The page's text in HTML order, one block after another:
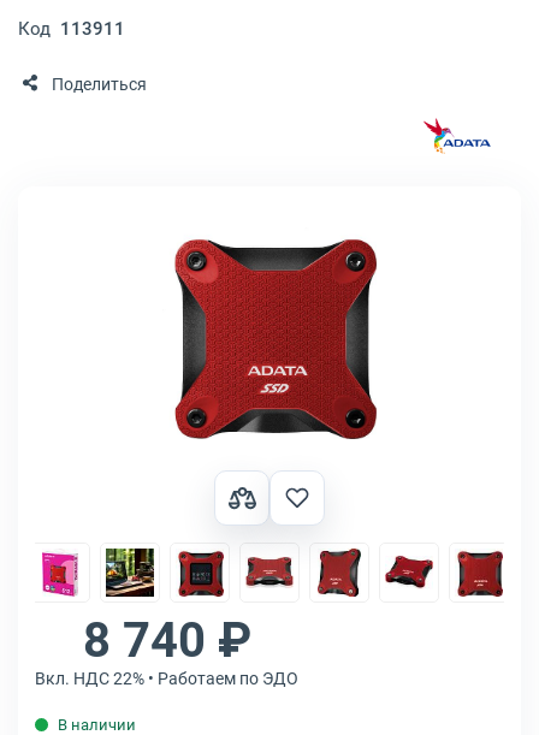
Код 113911
Поделиться
8 740 ₽
Вкл. НДС 22% • Работаем по ЭДО
В наличии